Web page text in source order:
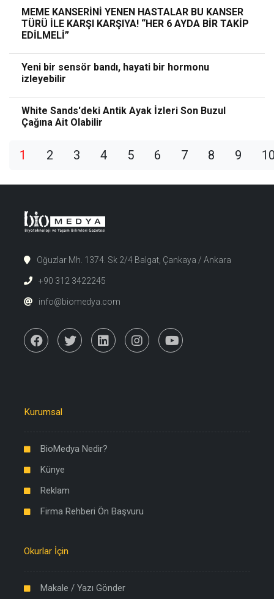
MEME KANSERİNİ YENEN HASTALAR BU KANSER
TÜRÜ İLE KARŞI KARŞIYA! “HER 6 AYDA BİR TAKİP
EDİLMELİ”
Yeni bir sensör bandı, hayati bir hormonu
izleyebilir
White Sands'deki Antik Ayak İzleri Son Buzul
Çağına Ait Olabilir
1 2 3 4 5 6 7 8 9
Oğuzlar Mh. 1374. Sk 2/4 Balgat, Çankaya / Ankara
+90 312 3422245
info@biomedya.com
Kurumsal
BioMedya Nedir?
Künye
Reklam
Firma Rehberi Ön Başvuru
Okurlar İçin
Makale / Yazı Gönder